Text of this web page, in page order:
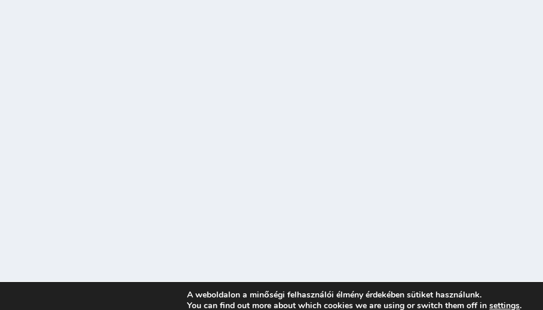
| Üzemeltető: WordPress
A weboldalon a minőségi felhasználói élmény érdekében sütiket használunk.
You can find out more about which cookies we are using or switch them off insettings.